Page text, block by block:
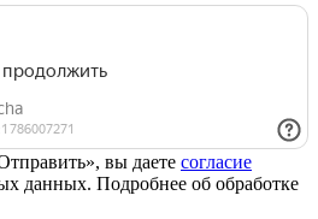
вы даете согласие
данных. Подробнее об обработке